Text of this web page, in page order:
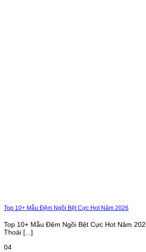
Top 10+ Mẫu Đệm Ngồi Bệt Cực Hot Năm 2026
Top 10+ Mẫu Đệm Ngồi Bệt Cực Hot Năm
Thoải [...]
04